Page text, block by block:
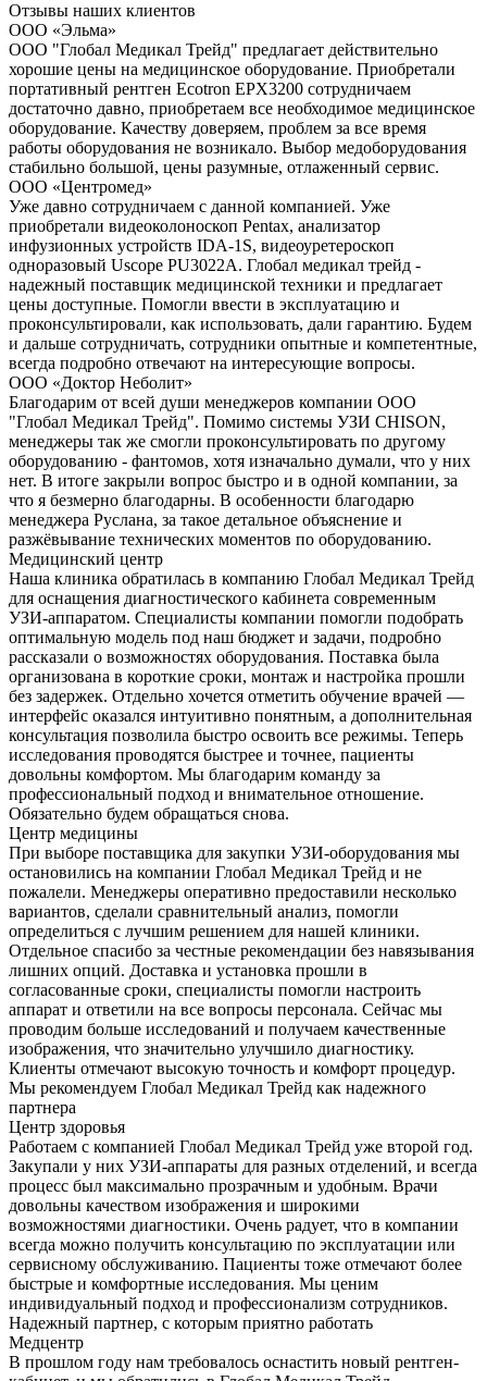
Отзывы наших клиентов
ООО «Эльма»
ООО "Глобал Медикал Трейд" предлагает действительно
хорошие цены на медицинское оборудование. Приобретали
портативный рентген Ecotron EPX3200 сотрудничаем
достаточно давно, приобретаем все необходимое медицинское
оборудование. Качеству доверяем, проблем за все время
работы оборудования не возникало. Выбор медоборудования
стабильно большой, цены разумные, отлаженный сервис.
ООО «Центромед»
Уже давно сотрудничаем с данной компанией. Уже
приобретали видеоколоноскоп Pentax, анализатор
инфузионных устройств IDA-1S, видеоуретероскоп
одноразовый Uscope PU3022A. Глобал медикал трейд -
надежный поставщик медицинской техники и предлагает
цены доступные. Помогли ввести в эксплуатацию и
проконсультировали, как использовать, дали гарантию. Будем
и дальше сотрудничать, сотрудники опытные и компетентные,
всегда подробно отвечают на интересующие вопросы.
ООО «Доктор Неболит»
Благодарим от всей души менеджеров компании ООО
"Глобал Медикал Трейд". Помимо системы УЗИ CHISON,
менеджеры так же смогли проконсультировать по другому
оборудованию - фантомов, хотя изначально думали, что у них
нет. В итоге закрыли вопрос быстро и в одной компании, за
что я безмерно благодарны. В особенности благодарю
менеджера Руслана, за такое детальное объяснение и
разжёвывание технических моментов по оборудованию.
Медицинский центр
Наша клиника обратилась в компанию Глобал Медикал Трейд
для оснащения диагностического кабинета современным
УЗИ-аппаратом. Специалисты компании помогли подобрать
оптимальную модель под наш бюджет и задачи, подробно
рассказали о возможностях оборудования. Поставка была
организована в короткие сроки, монтаж и настройка прошли
без задержек. Отдельно хочется отметить обучение врачей —
интерфейс оказался интуитивно понятным, а дополнительная
консультация позволила быстро освоить все режимы. Теперь
исследования проводятся быстрее и точнее, пациенты
довольны комфортом. Мы благодарим команду за
профессиональный подход и внимательное отношение.
Обязательно будем обращаться снова.
Центр медицины
При выборе поставщика для закупки УЗИ-оборудования мы
остановились на компании Глобал Медикал Трейд и не
пожалели. Менеджеры оперативно предоставили несколько
вариантов, сделали сравнительный анализ, помогли
определиться с лучшим решением для нашей клиники.
Отдельное спасибо за честные рекомендации без навязывания
лишних опций. Доставка и установка прошли в
согласованные сроки, специалисты помогли настроить
аппарат и ответили на все вопросы персонала. Сейчас мы
проводим больше исследований и получаем качественные
изображения, что значительно улучшило диагностику.
Клиенты отмечают высокую точность и комфорт процедур.
Мы рекомендуем Глобал Медикал Трейд как надежного
партнера
Центр здоровья
Работаем с компанией Глобал Медикал Трейд уже второй год.
Закупали у них УЗИ-аппараты для разных отделений, и всегда
процесс был максимально прозрачным и удобным. Врачи
довольны качеством изображения и широкими
возможностями диагностики. Очень радует, что в компании
всегда можно получить консультацию по эксплуатации или
сервисному обслуживанию. Пациенты тоже отмечают более
быстрые и комфортные исследования. Мы ценим
индивидуальный подход и профессионализм сотрудников.
Надежный партнер, с которым приятно работать
Медцентр
В прошлом году нам требовалось оснастить новый рентген-